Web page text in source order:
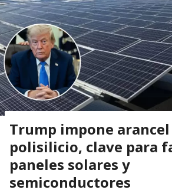
Trump impone arancel
polisilicio, clave para
paneles solares y
semiconductores